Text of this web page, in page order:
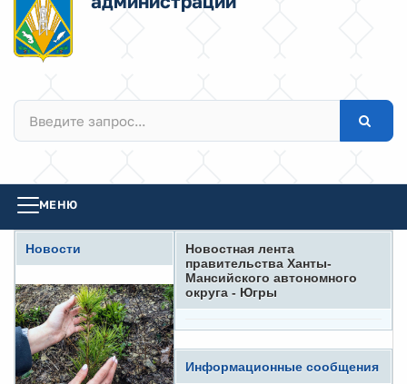
МЕНЮ
Новости
Новостная лента
правительства Ханты-
Мансийского автономного
округа - Югры
Информационные сообщения